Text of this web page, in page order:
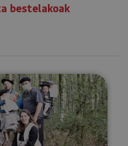
bestelakoak
Pirinioetako baso batean